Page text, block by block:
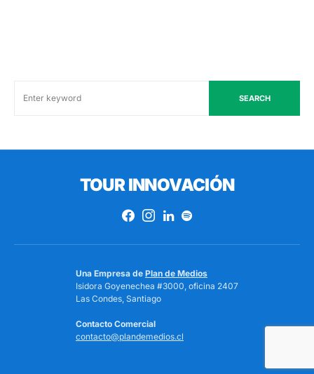
SEARCH
TOUR INNOVACIÓN
Una Empresa de Plan de Medios
Isidora Goyenechea #3000, oficina 2407
Las Condes, Santiago
Contacto Comercial
contacto@plandemedios.cl